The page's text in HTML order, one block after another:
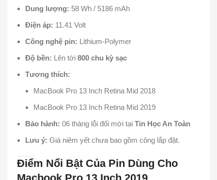
Dung lượng: 58 Wh / 5186 mAh
Điện áp: 11.41 Volt
Công nghệ pin: Lithium-Polymer
Độ bền: Lên tới 800 chu kỳ sạc
Tương thích:
MacBook Pro 13 Inch Retina Mid 2018
MacBook Pro 13 Inch Retina Mid 2019
Bảo hành: 06 tháng lỗi đổi mới tại Tin Học An Toàn
Lưu ý: Giá niêm yết chưa bao gồm công lắp đặt.
Điểm Nổi Bật Của Pin Dùng Cho